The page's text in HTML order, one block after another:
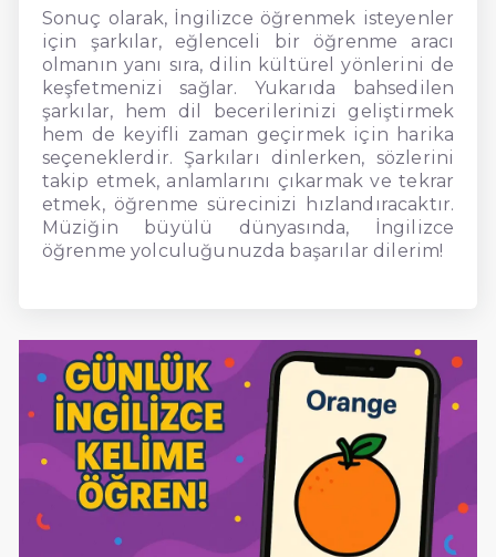
Sonuç olarak, İngilizce öğrenmek isteyenler
için şarkılar, eğlenceli bir öğrenme aracı
olmanın yanı sıra, dilin kültürel yönlerini de
keşfetmenizi sağlar. Yukarıda bahsedilen
şarkılar, hem dil becerilerinizi geliştirmek
hem de keyifli zaman geçirmek için harika
seçeneklerdir. Şarkıları dinlerken, sözlerini
takip etmek, anlamlarını çıkarmak ve tekrar
etmek, öğrenme sürecinizi hızlandıracaktır.
Müziğin büyülü dünyasında, İngilizce
öğrenme yolculuğunuzda başarılar dilerim!